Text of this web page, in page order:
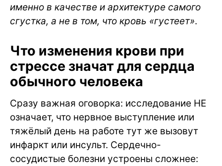
именно в качестве и архитектуре самого
сгустка, а не в том, что кровь «густеет».
Что изменения крови при
стрессе значат для сердца
обычного человека
Сразу важная оговорка: исследование НЕ
означает, что нервное выступление или
тяжёлый день на работе тут же вызовут
инфаркт или инсульт. Сердечно-
сосудистые болезни устроены сложнее: